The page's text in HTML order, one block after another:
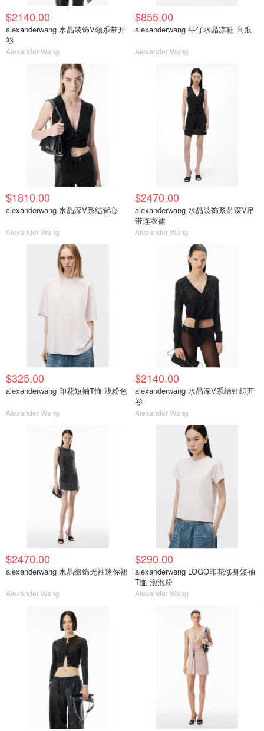
$2140.00
alexanderwang 水晶装饰V领系带开
衫
Alexander Wang
$855.00
alexanderwang 牛仔水晶凉鞋 高跟
Alexander Wang
$1810.00
alexanderwang 水晶深V系结背心
Alexander Wang
$2470.00
alexanderwang 水晶装饰系带深V吊
带连衣裙
Alexander Wang
$325.00
alexanderwang 印花短袖T恤 浅粉色
Alexander Wang
$2140.00
alexanderwang 水晶深V系结针织开
衫
Alexander Wang
$2470.00
alexanderwang 水晶缀饰无袖迷你裙
Alexander Wang
$290.00
alexanderwang LOGO印花修身短袖
T恤 泡泡粉
Alexander Wang